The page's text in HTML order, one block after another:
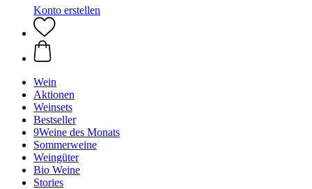
Konto erstellen
Wein
Aktionen
Weinsets
Bestseller
9Weine des Monats
Sommerweine
Weingüter
Bio Weine
Stories